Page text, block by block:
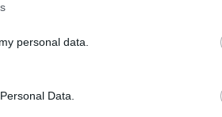
personal data.
Data.